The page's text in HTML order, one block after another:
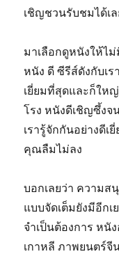
เชิญชวนรับชมได้เ
มาเลือกดูหนังให้ไ
หนัง ดี ซีรีส์ดังกับเ
เยี่ยมที่สุดและก็ให
โรง หนังดีเชิญซึ้ง
เรารู้จักกันอย่างดี
คุณลืมไม่ลง
บอกเลยว่า ความส
แบบจัดเต็มยังมีอีก
จำเป็นต้องการ หนั
เกาหลี ภาพยนตร์